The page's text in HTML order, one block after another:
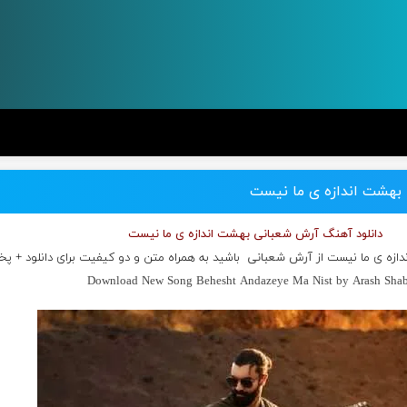
بهشت اندازه ی ما نیست
دانلود آهنگ آرش شعبانی بهشت اندازه ی ما نیست
ی ما نیست ازآرش شعبانی باشید به همراه متن و دو کیفیت برای دانلود +
Download New Song Behesht Andazeye Ma Nist by Arash